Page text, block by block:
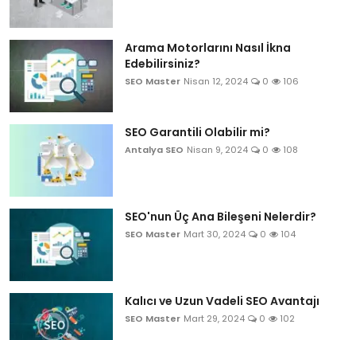
Arama Motorlarını Nasıl İkna
Edebilirsiniz?
SEO Master Nisan 12, 2024 0 106
SEO Garantili Olabilir mi?
Antalya SEO Nisan 9, 2024 0 108
SEO'nun Üç Ana Bileşeni Nelerdir?
SEO Master Mart 30, 2024 0 104
Kalıcı ve Uzun Vadeli SEO Avantajı
SEO Master Mart 29, 2024 0 102